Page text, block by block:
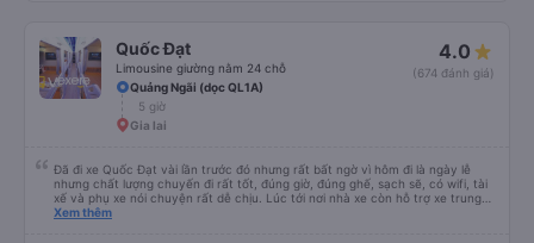
Quốc Đạt
Limousine giường nằm 24 chỗ
4.0
(674 đánh giá)
Quảng Ngãi (dọc QL1A)
5 giờ
Gia lai
Đã đi xe Quốc Đạt vài lần trước đó nhưng rất bất ngờ vì hôm đi là ngày lễ
nhưng chất lượng chuyến đi rất tốt, đúng giờ, đúng ghế, sạch sẽ, có wifi, tài
xế và phụ xe nói chuyện rất dễ chịu. Lúc tới nơi nhà xe còn hỗ trợ xe trung
chuyển tới tận nhà. 10đ cho nhà xe, hy vọng nhà xe duy trì được chất lượng
Xem thêm